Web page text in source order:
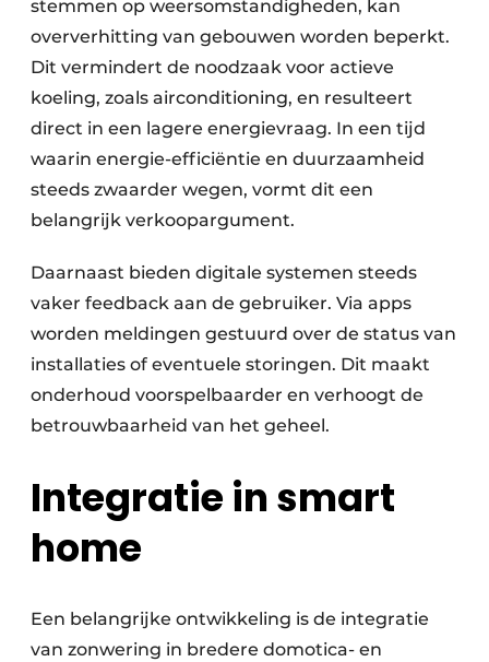
stemmen op weersomstandigheden, kan
oververhitting van gebouwen worden beperkt.
Dit vermindert de noodzaak voor actieve
koeling, zoals airconditioning, en resulteert
direct in een lagere energievraag. In een tijd
waarin energie-efficiëntie en duurzaamheid
steeds zwaarder wegen, vormt dit een
belangrijk verkoopargument.
Daarnaast bieden digitale systemen steeds
vaker feedback aan de gebruiker. Via apps
worden meldingen gestuurd over de status van
installaties of eventuele storingen. Dit maakt
onderhoud voorspelbaarder en verhoogt de
betrouwbaarheid van het geheel.
Integratie in smart
home
Een belangrijke ontwikkeling is de integratie
van zonwering in bredere domotica- en